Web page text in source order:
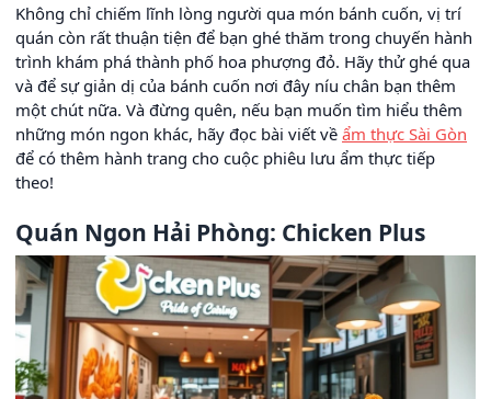
Không chỉ chiếm lĩnh lòng người qua món bánh cuốn, vị trí
quán còn rất thuận tiện để bạn ghé thăm trong chuyến hành
trình khám phá thành phố hoa phượng đỏ. Hãy thử ghé qua
và để sự giản dị của bánh cuốn nơi đây níu chân bạn thêm
một chút nữa. Và đừng quên, nếu bạn muốn tìm hiểu thêm
những món ngon khác, hãy đọc bài viết về ẩm thực Sài Gòn
để có thêm hành trang cho cuộc phiêu lưu ẩm thực tiếp
theo!
Quán Ngon Hải Phòng: Chicken Plus